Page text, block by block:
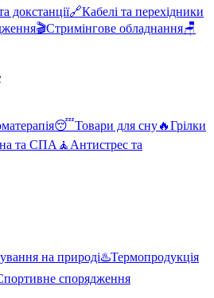
докстанції🔗Кабелі та перехідники
🎬Стримінгове обладнання🪑
😴Товари для сну🔥Грілки
та СПА 🧘 Антистрес та
на природі♨️Термопродукція
спорядження